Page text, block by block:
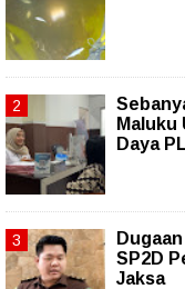
Maluku
Daya
SP2D
Jaksa